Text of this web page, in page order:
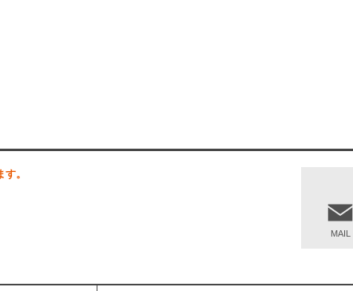
MAIL
。